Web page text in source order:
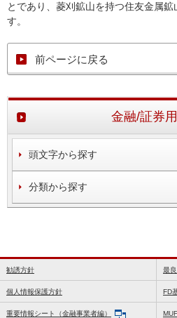
とであり、菱刈鉱山を持つ住友金属
す。
前ページに戻る
金融/証券
頭文字から探す
分類から探す
勧誘方針 最
個人情報保護方針 FD
重要情報シート（金融事業者編）